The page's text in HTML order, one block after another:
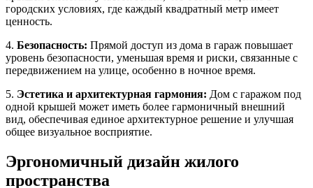
городских условиях, где каждый квадратный метр имеет
ценность.
4. Безопасность: Прямой доступ из дома в гараж повышает
уровень безопасности, уменьшая время и риски, связанные с
передвижением на улице, особенно в ночное время.
5. Эстетика и архитектурная гармония: Дом с гаражом под
одной крышей может иметь более гармоничный внешний
вид, обеспечивая единое архитектурное решение и улучшая
общее визуальное восприятие.
Эргономичный дизайн жилого
пространства